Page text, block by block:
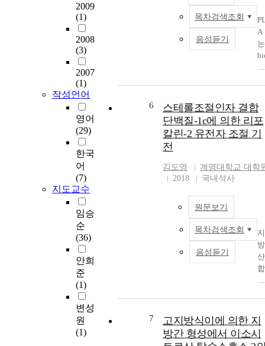
2009
(1)
2008
(3)
2007
(1)
작성언어
영어
(29)
한국
어
(7)
지도교수
임승
순
(36)
안희
준
(1)
변성
원
(1)
효과를
대 할 수
있다.
가 가진
개의
가지며
어져 있
구조는
은 강직
수 있지
요인이
수 있다.
따라서
PCT의
우 기존
유리전
온도를
pa
의
활
성
억
증
반
응
을
일
다
고
알
er-
n
e
목차검색조회
음성듣기
A
는
경
친
화
인
고
로
우
수
한
적
물
성
6
스테롤조절인자 결합
단백질-1c에 의한 리포
칼린-2 유전자 조절 기
전
김도영
계명대학교 대학
2018
국내석사
원문보기
목차검색조회
음성듣기
지
방
산
합
성
하
여
스
7
고지방식이에 의한 지
방간 형성에서 이소시